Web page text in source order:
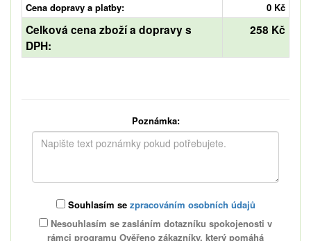
Cena dopravy a platby: 0 Kč
Celková cena zboží a dopravy s
DPH:
258 Kč
Poznámka:
Souhlasím se zpracováním osobních údajů
Nesouhlasím se zasláním dotazníku spokojenosti v
rámci programu Ověřeno zákazníky, který pomáhá